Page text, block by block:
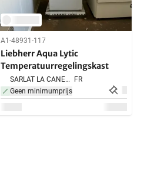
A1-48931-117
Liebherr Aqua Lytic
Temperatuurregelingskast
SARLAT LA CANEDA,
FR
Geen minimumprijs